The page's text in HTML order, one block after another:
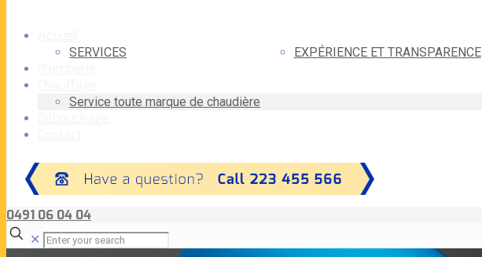
SERVICES EXPÉRIENCE ET TRANSPARENCE
Service toute marque de chaudière
0491 06 04 04
✕